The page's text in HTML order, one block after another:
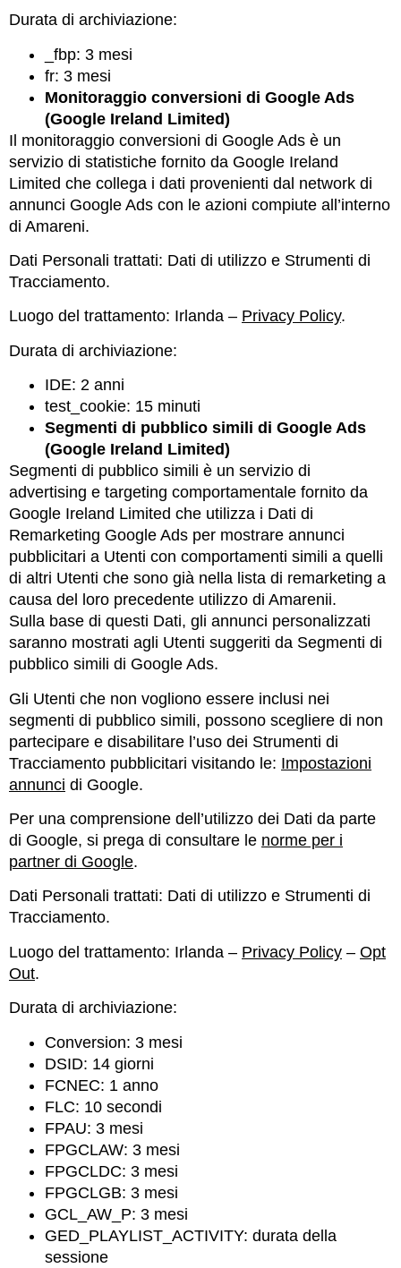
Durata di archiviazione:
_fbp: 3 mesi
fr: 3 mesi
Monitoraggio conversioni di Google Ads
(Google Ireland Limited)
Il monitoraggio conversioni di Google Ads è un
servizio di statistiche fornito da Google Ireland
Limited che collega i dati provenienti dal network di
annunci Google Ads con le azioni compiute all’interno
di Amareni.
Dati Personali trattati: Dati di utilizzo e Strumenti di
Tracciamento.
Luogo del trattamento: Irlanda – Privacy Policy.
Durata di archiviazione:
IDE: 2 anni
test_cookie: 15 minuti
Segmenti di pubblico simili di Google Ads
(Google Ireland Limited)
Segmenti di pubblico simili è un servizio di
advertising e targeting comportamentale fornito da
Google Ireland Limited che utilizza i Dati di
Remarketing Google Ads per mostrare annunci
pubblicitari a Utenti con comportamenti simili a quelli
di altri Utenti che sono già nella lista di remarketing a
causa del loro precedente utilizzo di Amarenii.
Sulla base di questi Dati, gli annunci personalizzati
saranno mostrati agli Utenti suggeriti da Segmenti di
pubblico simili di Google Ads.
Gli Utenti che non vogliono essere inclusi nei
segmenti di pubblico simili, possono scegliere di non
partecipare e disabilitare l’uso dei Strumenti di
Tracciamento pubblicitari visitando le: Impostazioni
annunci di Google.
Per una comprensione dell’utilizzo dei Dati da parte
di Google, si prega di consultare le norme per i
partner di Google.
Dati Personali trattati: Dati di utilizzo e Strumenti di
Tracciamento.
Luogo del trattamento: Irlanda – Privacy Policy – Opt
Out.
Durata di archiviazione:
Conversion: 3 mesi
DSID: 14 giorni
FCNEC: 1 anno
FLC: 10 secondi
FPAU: 3 mesi
FPGCLAW: 3 mesi
FPGCLDC: 3 mesi
FPGCLGB: 3 mesi
GCL_AW_P: 3 mesi
GED_PLAYLIST_ACTIVITY: durata della
sessione